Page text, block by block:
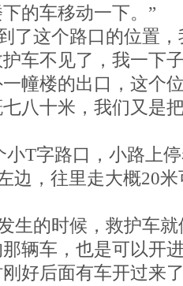
的车移动一下。”
了这个路口的位置
车不见了，我一下
幢楼的出口，这个
八十米，我们又是
小T字路口，小路上
边，往里走大概20
生的时候，救护车
辆车，也是可以开
好后面有车开过来